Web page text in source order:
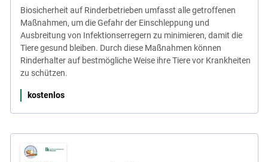
Biosicherheit auf Rinderbetrieben umfasst alle getroffenen
Maßnahmen, um die Gefahr der Einschleppung und
Ausbreitung von Infektionserregern zu minimieren, damit die
Tiere gesund bleiben. Durch diese Maßnahmen können
Rinderhalter auf bestmögliche Weise ihre Tiere vor Krankheiten
zu schützen.
kostenlos